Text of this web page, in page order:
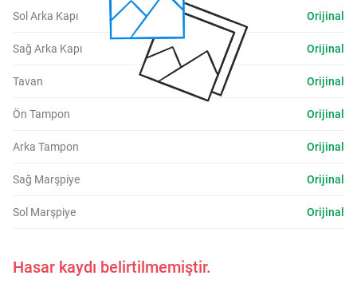
Sol Arka Kapı Orijinal
Sağ Arka Kapı Orijinal
Tavan Orijinal
Ön Tampon Orijinal
Arka Tampon Orijinal
Sağ Marşpiye Orijinal
Sol Marşpiye Orijinal
Hasar kaydı belirtilmemiştir.